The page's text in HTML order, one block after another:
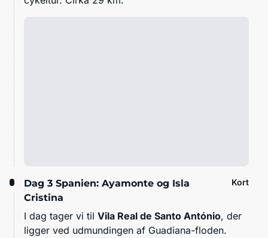
Dag 3 Spanien: Ayamonte og Isla
Cristina
Kort
I dag tager vi til Vila Real de Santo António, der
ligger ved udmundingen af Guadiana-floden.